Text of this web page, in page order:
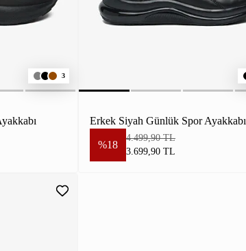
3
Erkek Siyah Günlük Spor Ayakkabı
%18
4.499,90 TL
3.699,90 TL